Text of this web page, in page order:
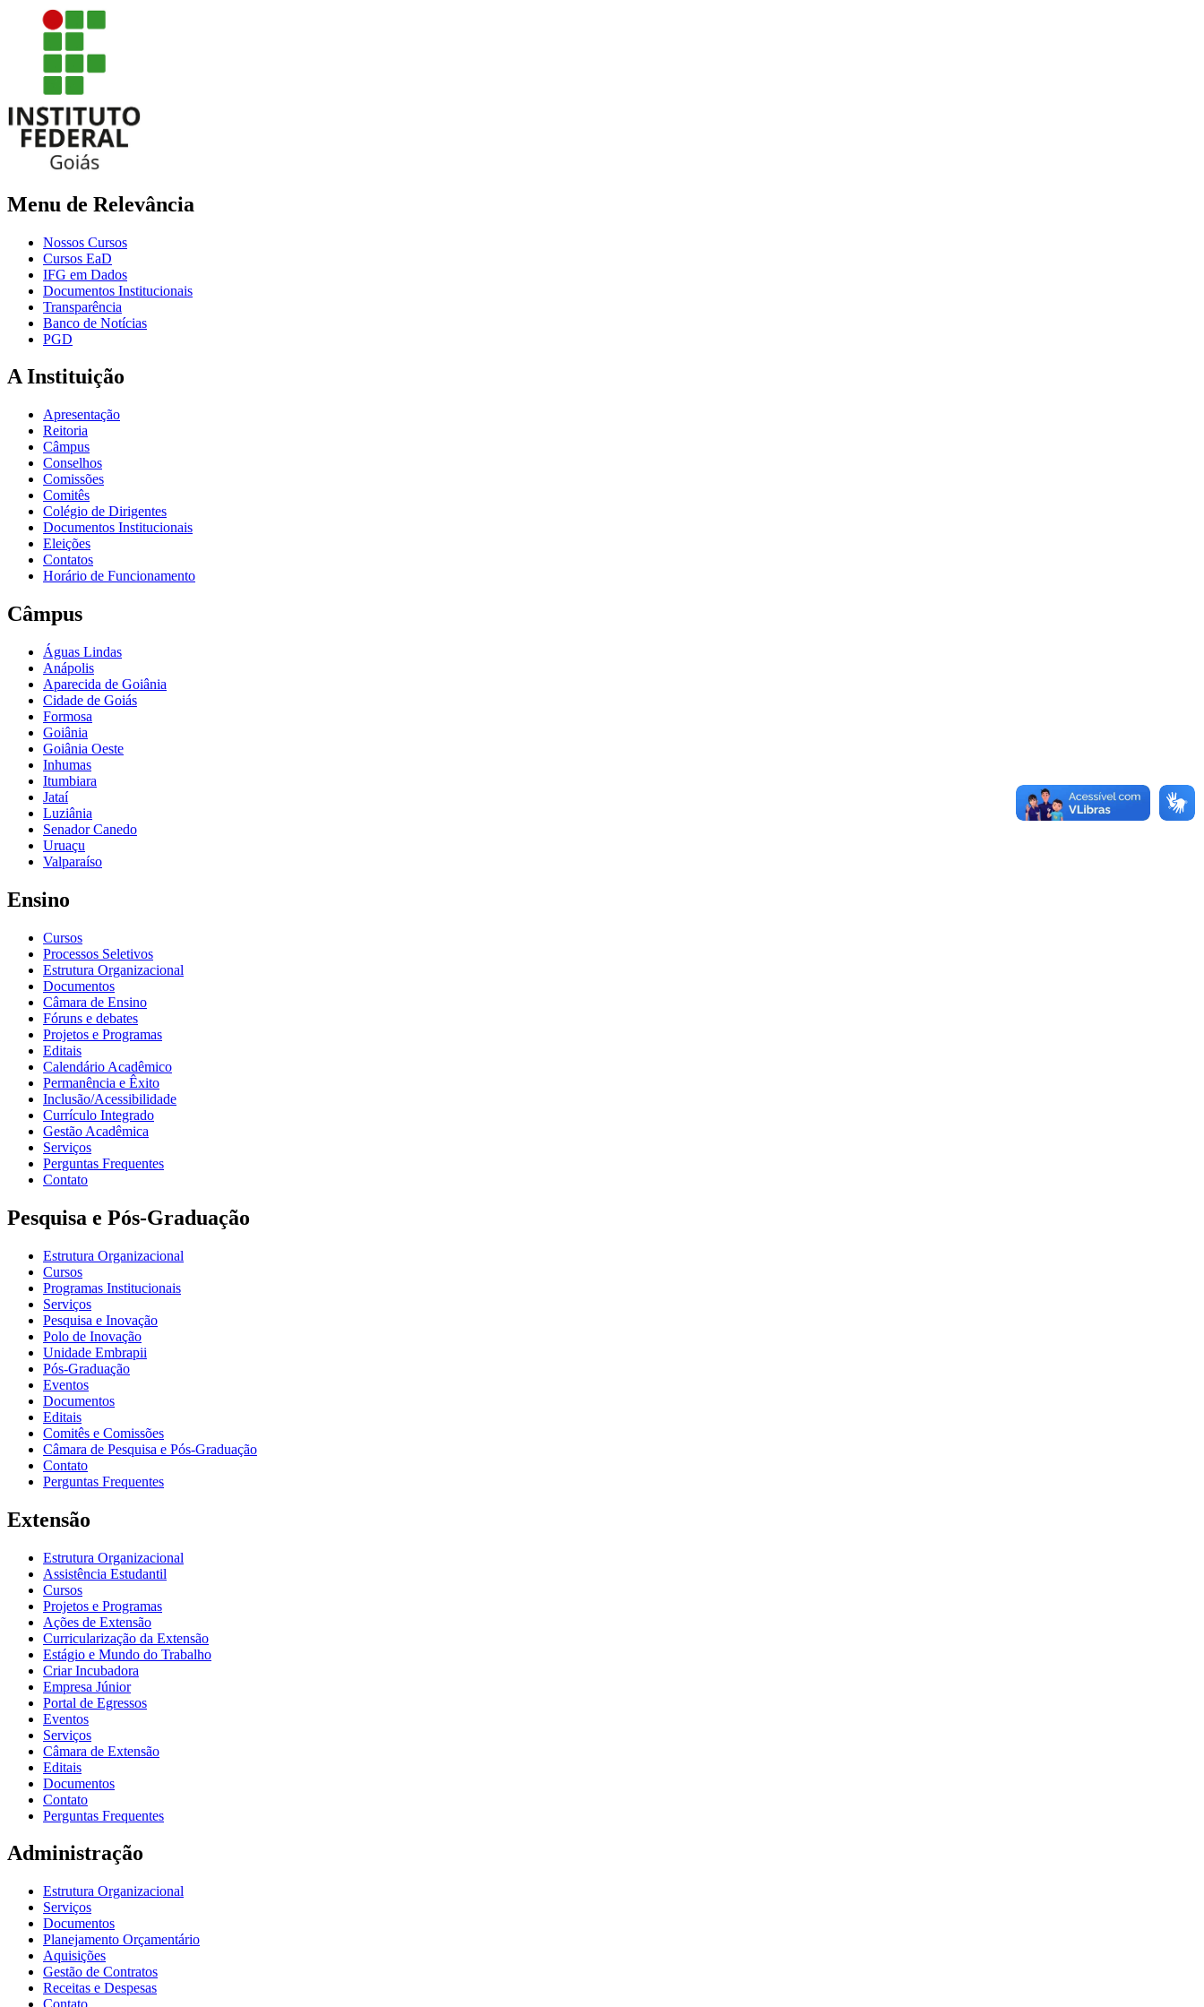
Menu de Relevância
Nossos Cursos
Cursos EaD
IFG em Dados
Documentos Institucionais
Transparência
Banco de Notícias
PGD
A Instituição
Apresentação
Reitoria
Câmpus
Conselhos
Comissões
Comitês
Colégio de Dirigentes
Documentos Institucionais
Eleições
Contatos
Horário de Funcionamento
Câmpus
Águas Lindas
Anápolis
Aparecida de Goiânia
Cidade de Goiás
Formosa
Goiânia
Goiânia Oeste
Inhumas
Itumbiara
Jataí
Luziânia
Senador Canedo
Uruaçu
Valparaíso
Ensino
Cursos
Processos Seletivos
Estrutura Organizacional
Documentos
Câmara de Ensino
Fóruns e debates
Projetos e Programas
Editais
Calendário Acadêmico
Permanência e Êxito
Inclusão/Acessibilidade
Currículo Integrado
Gestão Acadêmica
Serviços
Perguntas Frequentes
Contato
Pesquisa e Pós-Graduação
Estrutura Organizacional
Cursos
Programas Institucionais
Serviços
Pesquisa e Inovação
Polo de Inovação
Unidade Embrapii
Pós-Graduação
Eventos
Documentos
Editais
Comitês e Comissões
Câmara de Pesquisa e Pós-Graduação
Contato
Perguntas Frequentes
Extensão
Estrutura Organizacional
Assistência Estudantil
Cursos
Projetos e Programas
Ações de Extensão
Curricularização da Extensão
Estágio e Mundo do Trabalho
Criar Incubadora
Empresa Júnior
Portal de Egressos
Eventos
Serviços
Câmara de Extensão
Editais
Documentos
Contato
Perguntas Frequentes
Administração
Estrutura Organizacional
Serviços
Documentos
Planejamento Orçamentário
Aquisições
Gestão de Contratos
Receitas e Despesas